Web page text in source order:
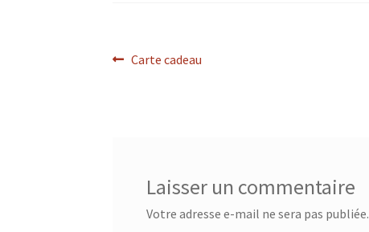
Navigation
Article
Carte cadeau
Laisser un commentaire
Votre adresse e-mail ne sera pas publiée.